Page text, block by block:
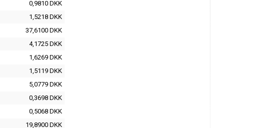
0,9810 DKK
1,5218 DKK
37,6100 DKK
4,1725 DKK
1,6269 DKK
1,5119 DKK
5,0779 DKK
0,3698 DKK
0,5068 DKK
19,8900 DKK